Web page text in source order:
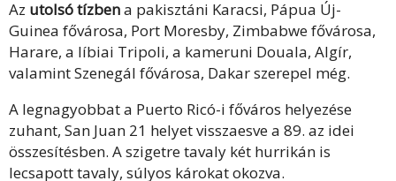
Az utolsó tízbena pakisztáni Karacsi, Pápua Új-
Guinea fővárosa, Port Moresby, Zimbabwe fővárosa,
Harare, a líbiai Tripoli, a kameruni Douala, Algír,
valamint Szenegál fővárosa, Dakar szerepel még.
A legnagyobbat a Puerto Ricó-i főváros helyezése
zuhant, San Juan 21 helyet visszaesve a 89. az idei
összesítésben. A szigetre tavaly két hurrikán is
lecsapott tavaly, súlyos károkat okozva.